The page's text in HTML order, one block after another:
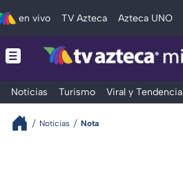
en vivo TV Azteca Azteca UNO
Noticias Turismo Viral y Tendencia
Noticias Nota